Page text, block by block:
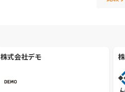
株式会社デモ